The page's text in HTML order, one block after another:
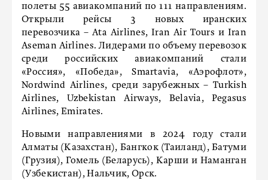
полеты 55 авиакомпаний по 111 направлениям.
Открыли рейсы 3 новых иранских
перевозчика – Ata Airlines, Iran Air Tours и Iran
Aseman Airlines. Лидерами по объему перевозок
среди российских авиакомпаний стали
«Россия», «Победа», Smartavia, «Аэрофлот»,
Nordwind Airlines, среди зарубежных – Turkish
Airlines, Uzbekistan Airways, Belavia, Pegasus
Airlines, Emirates.
Новыми направлениями в 2024 году стали
Алматы (Казахстан), Бангкок (Таиланд), Батуми
(Грузия), Гомель (Беларусь), Карши и Наманган
(Узбекистан), Нальчик, Орск.